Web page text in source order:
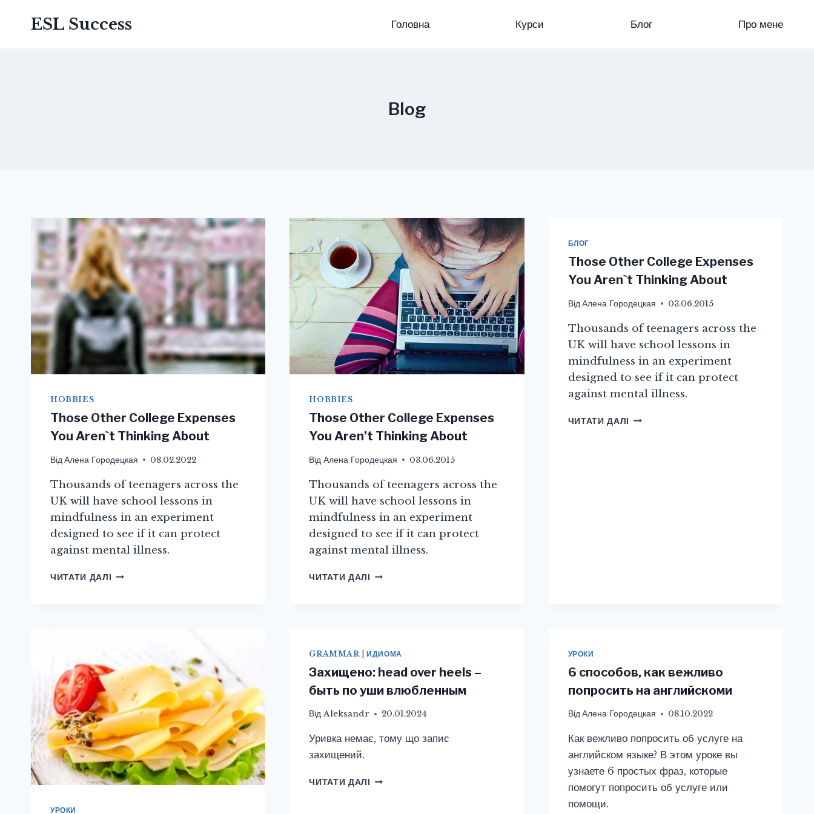
ESL Success Головна Курси Блог Про мене
Blog
HOBBIES
Those Other College Expenses
You Aren`t Thinking About
ВідАлена Городецкая 08.02.2022
Thousands of teenagers across the
UK will have school lessons in
mindfulness in an experiment
designed to see if it can protect
against mental illness.
ЧИТАТИ ДАЛІ THOSE
ABOUT
HOBBIES
Those Other College Expenses
You Aren’t Thinking About
Від Алена Городецкая 03.06.2015
Thousands of teenagers across the
UK will have school lessons in
mindfulness in an experiment
designed to see if it can protect
against mental illness.
ЧИТАТИ ДАЛІ THOSE
THINKING
БЛОГ
Those Other College Expenses
You Aren`t Thinking About
ВідАлена Городецкая 03.06.2015
Thousands of teenagers across the
UK will have school lessons in
mindfulness in an experiment
designed to see if it can protect
against mental illness.
ЧИТАТИ ДАЛІ THOSE
УРОКИ
GRAMMAR |ИДИОМА
Захищено: head over heels –
быть по уши влюбленным
Від Aleksandr 20.01.2024
Уривка немає, тому що запис
захищений.
ЧИТАТИ ДАЛІ ЗАХИЩЕНО:
УРОКИ
6 способов, как вежливо
попросить на английскоми
ВідАлена Городецкая 08.10.2022
Как вежливо попросить об услуге на
английском языке? В этом уроке вы
узнаете 6 простых фраз, которые
помогут попросить об услуге или
помощи.